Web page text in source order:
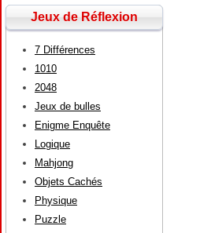
Jeux de Réflexion
7 Différences
1010
2048
Jeux de bulles
Enigme Enquête
Logique
Mahjong
Objets Cachés
Physique
Puzzle